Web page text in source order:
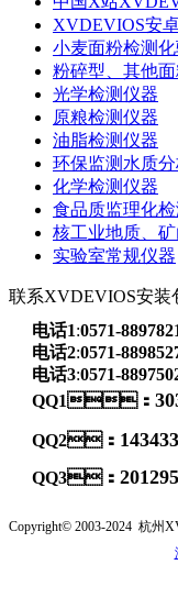
XVDEVIOS安
小麦面粉检测
粉碎型、其
光学检测仪器
原粮检测仪器
油脂检测仪器
环保监测水质
化学检测仪器
食品质监理化
核工业地质
实验室常规仪器
联系XVDEVIOS安装
电话1:0571-
电话2:0571-
电话3:0571-
QQ1：
QQ2：
QQ3：
Copyright© 2003-2024 杭州